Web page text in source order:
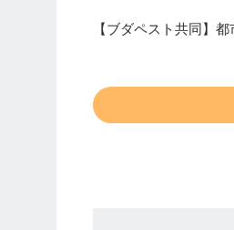
【ブダペスト共同】